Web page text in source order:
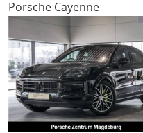
Porsche Cayenne